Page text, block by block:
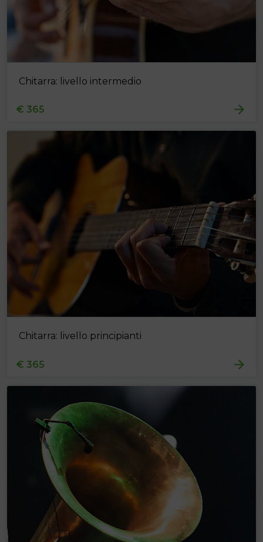
Chitarra: livello intermedio
€ 365
Chitarra: livello principianti
€ 365